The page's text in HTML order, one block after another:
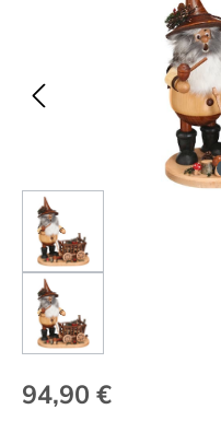
Regulärer Preis:
94,90 €